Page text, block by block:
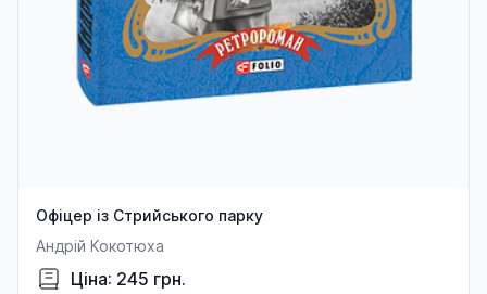
Офіцер із Стрийського парку
Андрій Кокотюха
Ціна: 245 грн.